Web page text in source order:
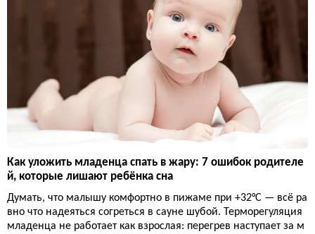
Как уложить младенца спать в жару: 7 ошибок родителе
й, которые лишают ребёнка сна
Думать, что малышу комфортно в пижаме при +32°C — всё ра
вно что надеяться согреться в сауне шубой. Терморегуляция
младенца не работает как взрослая: перегрев наступает за м